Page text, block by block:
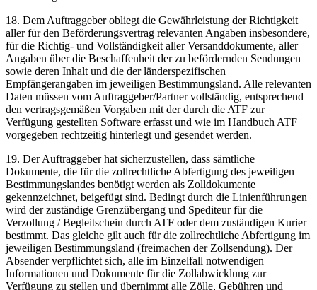
18. Dem Auftraggeber obliegt die Gewährleistung der Richtigkeit
aller für den Beförderungsvertrag relevanten Angaben insbesondere,
für die Richtig- und Vollständigkeit aller Versanddokumente, aller
Angaben über die Beschaffenheit der zu befördernden Sendungen
sowie deren Inhalt und die der länderspezifischen
Empfängerangaben im jeweiligen Bestimmungsland. Alle relevanten
Daten müssen vom Auftraggeber/Partner vollständig, entsprechend
den vertragsgemäßen Vorgaben mit der durch die ATF zur
Verfügung gestellten Software erfasst und wie im Handbuch ATF
vorgegeben rechtzeitig hinterlegt und gesendet werden.
19. Der Auftraggeber hat sicherzustellen, dass sämtliche
Dokumente, die für die zollrechtliche Abfertigung des jeweiligen
Bestimmungslandes benötigt werden als Zolldokumente
gekennzeichnet, beigefügt sind. Bedingt durch die Linienführungen
wird der zuständige Grenzübergang und Spediteur für die
Verzollung / Begleitschein durch ATF oder dem zuständigen Kurier
bestimmt. Das gleiche gilt auch für die zollrechtliche Abfertigung im
jeweiligen Bestimmungsland (freimachen der Zollsendung). Der
Absender verpflichtet sich, alle im Einzelfall notwendigen
Informationen und Dokumente für die Zollabwicklung zur
Verfügung zu stellen und übernimmt alle Zölle, Gebühren und